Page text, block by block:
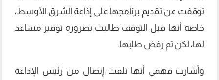
توقفت عن تقديم برنامجها على إذاعة الشرق الأوسط،
خاصة أنها قبل التوقف طالبت بضرورة توفير مساعد
لها، لكن تم رفض طلبها.
وأشارت فهمي أنها تلقت إتصال من رئيس الإذاعة